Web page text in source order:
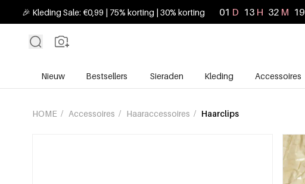
🎉 Kleding Sale: €0,99 | 75% korting | 30% korting 01 D 13 H 32 M 19
Nieuw Bestsellers Sieraden Kleding Accessoires
HOME / Accessoires / Haaraccessoires / Haarclips